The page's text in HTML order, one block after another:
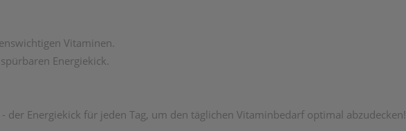
Vitaminen.
Energiekick.
der Energiekick für jeden Tag, um den täglichen Vitaminbedarf optimal abzudecken!